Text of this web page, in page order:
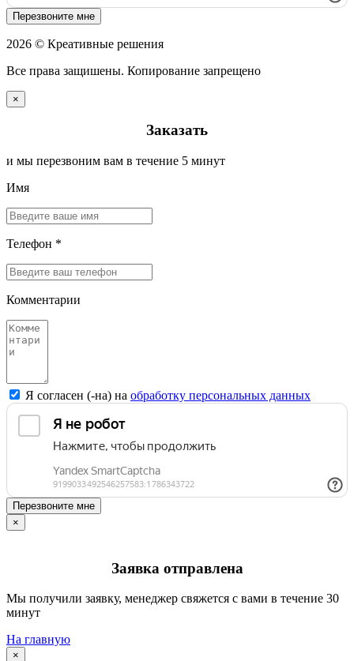
Перезвоните мне
2026 © Креативные решения
Все права защишены. Копирование запрещено
×
Заказать
и мы перезвоним вам в течение 5 минут
Имя
Телефон *
Комментарии
Я согласен (-на) на обработку персональных данных
Перезвоните мне
×
Заявка отправлена
Мы получили заявку, менеджер свяжется с вами в течение 30
минут
На главную
×